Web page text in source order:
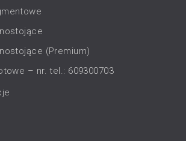
(Premium)
– nr. tel.: 609300703